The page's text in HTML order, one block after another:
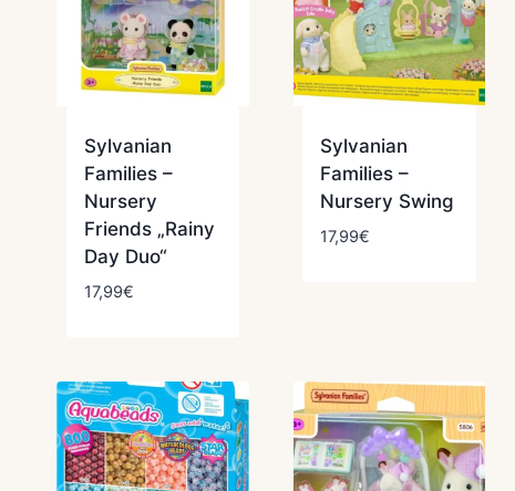
Sylvanian
Families –
Nursery
Friends „Rainy
Day Duo“
17,99€
Sylvanian
Families –
Nursery Swing
17,99€